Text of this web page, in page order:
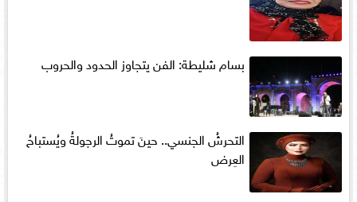
بسام شليطة: الفن يتجاوز الحدود والحروب
التحرشُ الجنسي.. حينَ تموتُ الرجولةُ ويُستباحُ
العِرض